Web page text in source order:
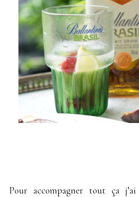
Pour accompagner tout ça